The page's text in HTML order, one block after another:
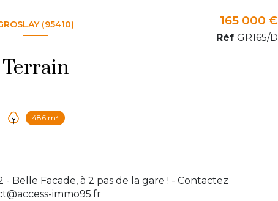
(95410)
Terrain
486 m²
165 000 €
Réf GR165/D
Belle Facade, à 2 pas de la gare ! - Contactez
immo95.fr